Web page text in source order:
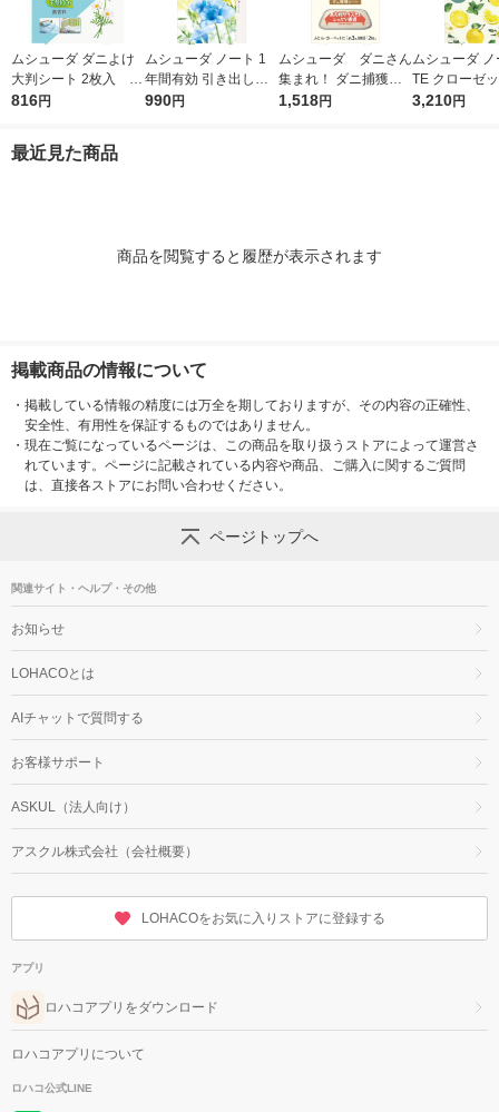
ムシューダ ダニよけ
大判シート 2枚入 ダ
ニ除け エステー
816円
ムシューダ ノート 1
年間有効 引き出し・
衣装ケース用 フリー
990円
ムシューダ ダニさん
集まれ！ ダニ捕獲シ
ート 1個（2枚入） エ
1,518円
ムシューダ ノ
TE クローゼ
類 防虫剤 ペ
3,210円
最近見た商品
商品を閲覧すると履歴が表示されます
掲載商品の情報について
・ 掲載している情報の精度には万全を期しておりますが、その内容の正確性、
安全性、有用性を保証するものではありません。
・ 現在ご覧になっているページは、この商品を取り扱うストアによって運営さ
れています。ページに記載されている内容や商品、ご購入に関するご質問
は、直接各ストアにお問い合わせください。
ページトップへ
関連サイト・ヘルプ・その他
お知らせ
LOHACOとは
AIチャットで質問する
お客様サポート
ASKUL（法人向け）
アスクル株式会社（会社概要）
LOHACOをお気に入りストアに登録する
アプリ
ロハコアプリをダウンロード
ロハコアプリについて
ロハコ公式LINE